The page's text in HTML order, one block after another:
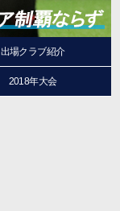
出場クラブ紹介
2018年大会